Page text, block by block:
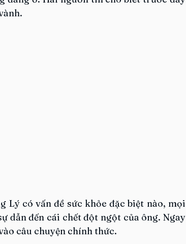
Lý có vấn đề sức khỏe đặc biệt nào, mọi
dẫn đến cái chết đột ngột của ông. Ngay
câu chuyện chính thức.